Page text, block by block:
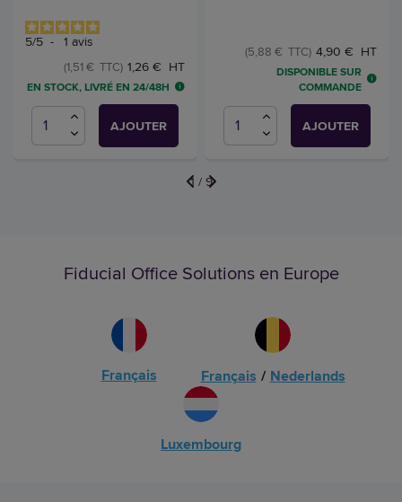
5/5 - 1 avis
1,26 € HT
(1,51 € TTC)
EN STOCK, LIVRÉ EN 24/48H
AJOUTER
4,90 € HT
(5,88 € TTC)
DISPONIBLE SUR
COMMANDE
AJOUTER
1 / 9
Fiducial Office Solutions en Europe
Français Français / Nederlands
Luxembourg